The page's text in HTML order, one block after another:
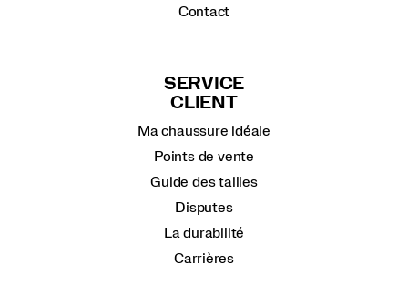
Contact
SERVICE
CLIENT
Ma chaussure idéale
Points de vente
Guide des tailles
Disputes
La durabilité
Carrières